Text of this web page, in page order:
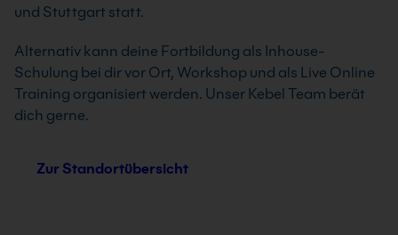
und Stuttgart statt.
Alternativ kann deine Fortbildung als Inhouse-
Schulung bei dir vor Ort, Workshop und als Live Online
Training organisiert werden. Unser Kebel Team berät
dich gerne.
Zur Standortübersicht